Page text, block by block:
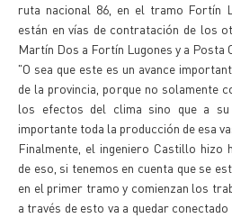
ruta nacional 86, en el tramo Fortín
están en vías de contratación de los
Martín Dos a Fortín Lugones y a Posta
"O sea que este es un avance
de la provincia, porque no solamente
los efectos del clima sino que a
importante toda la producción de esa
Finalmente, el ingeniero Castillo hizo
de eso, si tenemos en cuenta que se
en el primer tramo y comienzan los
a través de esto va a quedar